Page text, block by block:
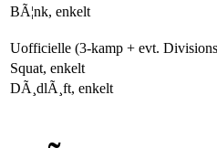
BÃ¦nk, enkelt
Uofficielle (3-kamp + evt.
Squat, enkelt
DÃ¸dlÃ¸ft, enkelt